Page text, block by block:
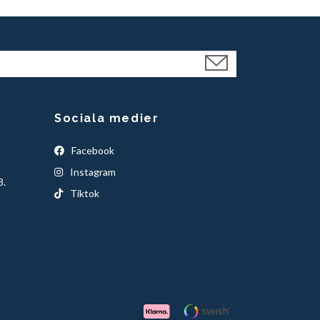
Sociala medier
Facebook
Instagram
Tiktok